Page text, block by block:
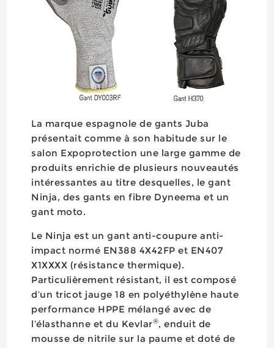
La marque espagnole de gants Juba
présentait comme à son habitude sur le
salon Expoprotection une large gamme de
produits enrichie de plusieurs nouveautés
intéressantes au titre desquelles, le gant
Ninja, des gants en fibre Dyneema et un
gant moto.
Le Ninja est un gant anti-coupure anti-
impact normé EN388 4X42FP et EN407
X1XXXX (résistance thermique).
Particulièrement résistant, il est composé
d’un tricot jauge 18 en polyéthylène haute
performance HPPE mélangé avec de
l’élasthanne et du Kevlar®, enduit de
mousse de nitrile sur la paume et doté de